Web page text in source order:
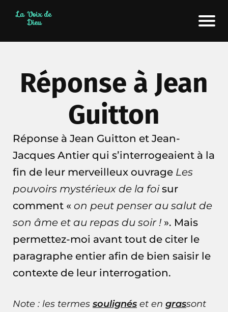
La Voix de
Dieu
Réponse à Jean
Guitton
Réponse à Jean Guitton et Jean-
Jacques Antier qui s’interrogeaient à la
fin de leur merveilleux ouvrage Les
pouvoirs mystérieux de la foisur
comment « on peut penser au salut de
son âme et au repas du soir ! ». Mais
permettez-moi avant tout de citer le
paragraphe entier afin de bien saisir le
contexte de leur interrogation.
Note : les termes soulignés et en grassont